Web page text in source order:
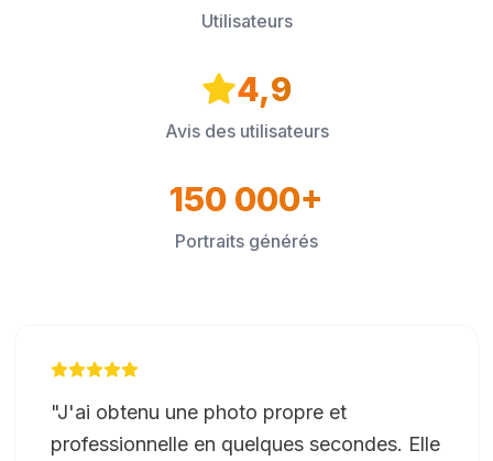
Utilisateurs
4,9
Avis des utilisateurs
150 000+
Portraits générés
"J'ai obtenu une photo propre et
professionnelle en quelques secondes. Elle